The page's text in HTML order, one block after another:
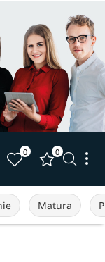
0 0
Matura